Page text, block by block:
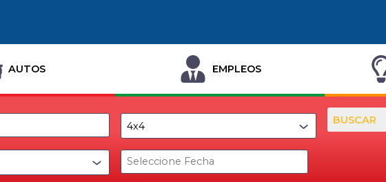
AUTOS EMPLEOS
BUSCAR